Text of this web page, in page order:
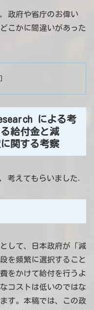
政府や省庁のお偉い
こかに間違いがあった
による考
給付金と減
関する考察
考えてもらいました．
して、日本政府が「減
を頻繁に選択すること
をかけて給付を行うよ
コストは低いのではな
す。本稿では、この政